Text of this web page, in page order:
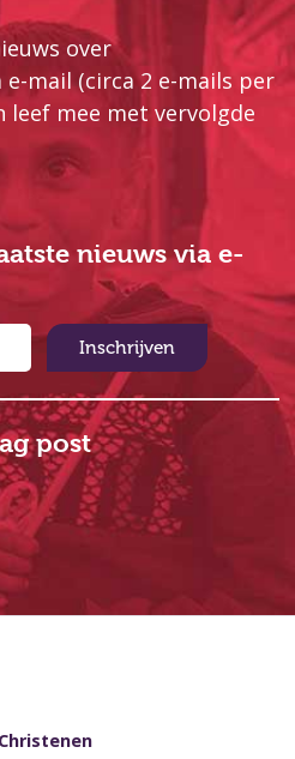
over
mail (circa 2 e-mails per
leef mee met vervolgde
nieuws via e-
Inschrijven
post